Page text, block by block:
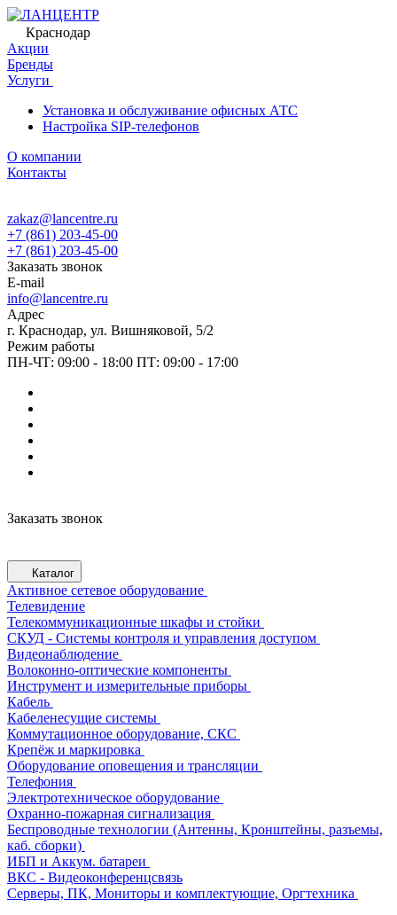
Краснодар
Акции
Бренды
Услуги
Установка и обслуживание офисных АТС
Настройка SIP-телефонов
О компании
Контакты
zakaz@lancentre.ru
+7 (861) 203-45-00
+7 (861) 203-45-00
Заказать звонок
E-mail
info@lancentre.ru
Адрес
г. Краснодар, ул. Вишняковой, 5/2
Режим работы
ПН-ЧТ: 09:00 - 18:00 ПТ: 09:00 - 17:00
Заказать звонок
Каталог
Активное сетевое оборудование
Телевидение
Телекоммуникационные шкафы и стойки
СКУД - Системы контроля и управления доступом
Видеонаблюдение
Волоконно-оптические компоненты
Инструмент и измерительные приборы
Кабель
Кабеленесущие системы
Коммутационное оборудование, СКС
Крепёж и маркировка
Оборудование оповещения и трансляции
Телефония
Электротехническое оборудование
Охранно-пожарная сигнализация
Беспроводные технологии (Антенны, Кронштейны, разъемы,
каб. сборки)
ИБП и Аккум. батареи
ВКС - Видеоконференцсвязь
Серверы, ПК, Мониторы и комплектующие, Оргтехника